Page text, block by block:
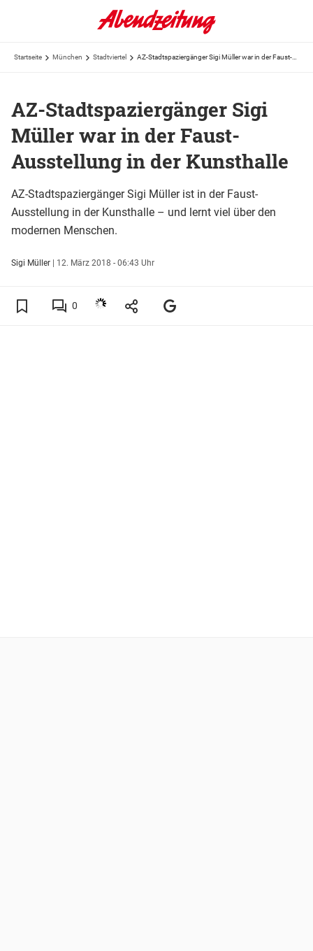
Startseite München Stadtviertel
AZ-Stadtspaziergänger Sigi
Müller war in der Faust-
Ausstellung in der Kunsthalle
AZ-Stadtspaziergänger Sigi Müller ist in der Faust-
Ausstellung in der Kunsthalle – und lernt viel über den
modernen Menschen.
Sigi Müller | 12. März 2018 - 06:43 Uhr
0